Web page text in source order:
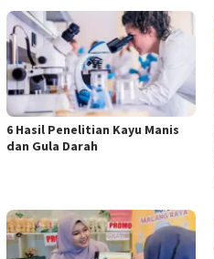
6 Hasil Penelitian Kayu Manis
dan Gula Darah